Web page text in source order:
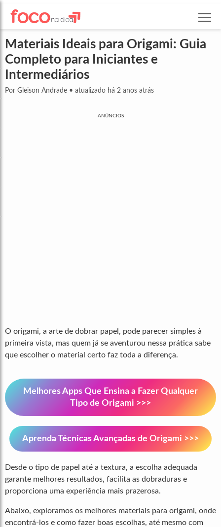
Materiais Ideais para Origami: Guia
Completo para Iniciantes e
Intermediários
Por Gleison Andrade • atualizado há 2 anos atrás
ANÚNCIOS
O origami, a arte de dobrar papel, pode parecer simples à
primeira vista, mas quem já se aventurou nessa prática sabe
que escolher o material certo faz toda a diferença.
Melhores Apps Que Ensina a Fazer Qualquer
Tipo de Origami >>>
Aprenda Técnicas Avançadas de Origami >>>
Desde o tipo de papel até a textura, a escolha adequada
garante melhores resultados, facilita as dobraduras e
proporciona uma experiência mais prazerosa.
Abaixo, exploramos os melhores materiais para origami, onde
encontrá-los e como fazer boas escolhas, até mesmo com